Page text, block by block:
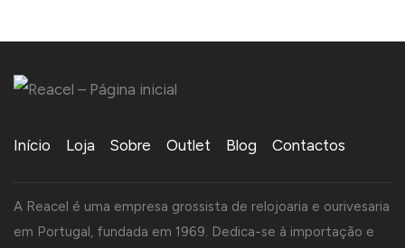
Início Loja Sobre Outlet Blog Contactos
A Reacel é uma empresa grossista de relojoaria e ourivesaria
em Portugal, fundada em 1969. Dedica-se à importação e